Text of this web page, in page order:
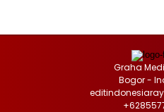
Graha
Bogor -